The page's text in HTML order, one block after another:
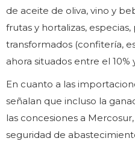
de aceite de oliva, vino y
frutas y hortalizas,
transformados (confitería,
ahora situados entre el 10%
En cuanto a las
señalan que incluso la
las concesiones a
seguridad de